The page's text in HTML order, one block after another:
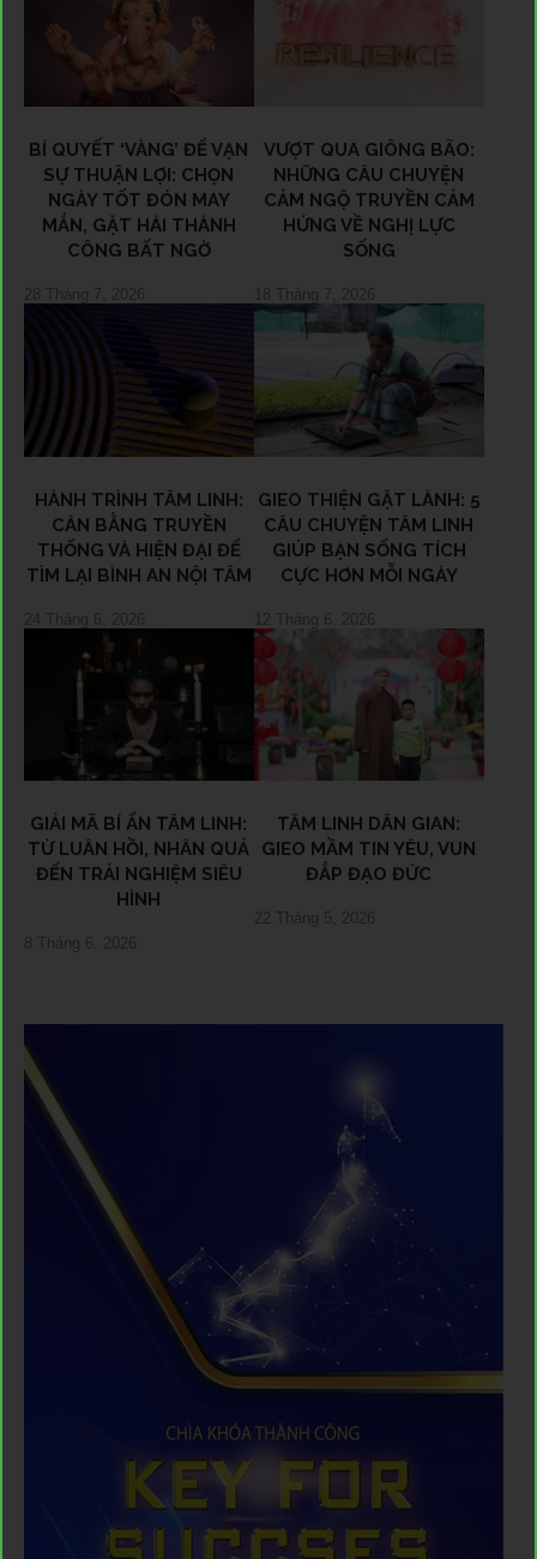
BÍ QUYẾT ‘VÀNG’ ĐỂ VẠN
SỰ THUẬN LỢI: CHỌN
NGÀY TỐT ĐÓN MAY
MẮN, GẶT HÁI THÀNH
CÔNG BẤT NGỜ
28 Tháng 7, 2026
VƯỢT QUA GIÔNG BÃO:
NHỮNG CÂU CHUYỆN
CẢM NGỘ TRUYỀN CẢM
HỨNG VỀ NGHỊ LỰC
SỐNG
18 Tháng 7, 2026
HÀNH TRÌNH TÂM LINH:
CÂN BẰNG TRUYỀN
THỐNG VÀ HIỆN ĐẠI ĐỂ
TÌM LẠI BÌNH AN NỘI TÂM
24 Tháng 6, 2026
GIEO THIỆN GẶT LÀNH: 5
CÂU CHUYỆN TÂM LINH
GIÚP BẠN SỐNG TÍCH
CỰC HƠN MỖI NGÀY
12 Tháng 6, 2026
GIẢI MÃ BÍ ẨN TÂM LINH:
TỪ LUÂN HỒI, NHÂN QUẢ
ĐẾN TRẢI NGHIỆM SIÊU
HÌNH
8 Tháng 6, 2026
TÂM LINH DÂN GIAN:
GIEO MẦM TIN YÊU, VUN
ĐẮP ĐẠO ĐỨC
22 Tháng 5, 2026